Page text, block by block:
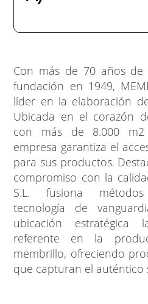
Con más de 70 años de
fundación en 1949,
líder en la elaboración
Ubicada en el corazón
con más de 8.000 m2
empresa garantiza el
para sus productos.
compromiso con la
S.L. fusiona
tecnología de
ubicación estratégica
referente en la
membrillo, ofreciendo
que capturan el auténtico